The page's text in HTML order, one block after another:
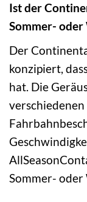
Ist der
Sommer-
Der
konzipiert,
hat. Die
Sommer-